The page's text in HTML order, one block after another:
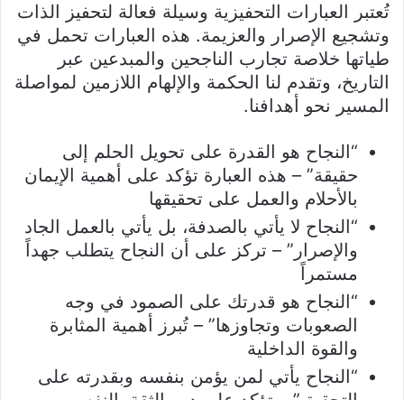
تُعتبر العبارات التحفيزية وسيلة فعالة لتحفيز الذات
وتشجيع الإصرار والعزيمة. هذه العبارات تحمل في
طياتها خلاصة تجارب الناجحين والمبدعين عبر
التاريخ، وتقدم لنا الحكمة والإلهام اللازمين لمواصلة
المسير نحو أهدافنا.
“النجاح هو القدرة على تحويل الحلم إلى
حقيقة” – هذه العبارة تؤكد على أهمية الإيمان
بالأحلام والعمل على تحقيقها
“النجاح لا يأتي بالصدفة، بل يأتي بالعمل الجاد
والإصرار” – تركز على أن النجاح يتطلب جهداً
مستمراً
“النجاح هو قدرتك على الصمود في وجه
الصعوبات وتجاوزها” – تُبرز أهمية المثابرة
والقوة الداخلية
“النجاح يأتي لمن يؤمن بنفسه وبقدرته على